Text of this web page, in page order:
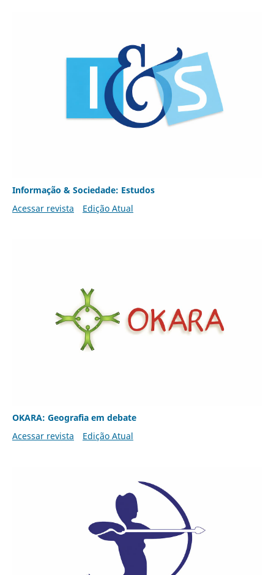
Informação & Sociedade: Estudos
Acessar revista
Edição Atual
OKARA: Geografia em debate
Acessar revista
Edição Atual